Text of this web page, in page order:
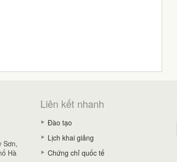
Sơn,
Hà
Liên kết nhanh
Đào tạo
Lịch khai giảng
Chứng chỉ quốc tế